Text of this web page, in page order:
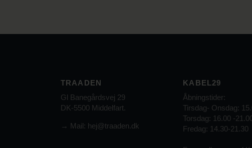
TRAADEN
Gl Banegårdsvej 29
DK-5500 Middelfart.
→ Mail: hej@traaden.dk
KABEL29
Åbningstider:
Tirsdag- Onsdag:
Torsdag: 16.00 -
Fredag: 14.30-21.30